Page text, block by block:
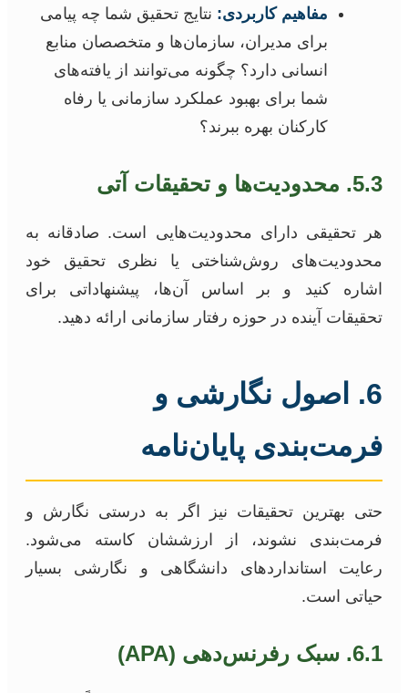
مفاهیم کاربردی: نتایج تحقیق شما چه پیامی
برای مدیران، سازمان‌ها و متخصصان منابع
انسانی دارد؟ چگونه می‌توانند از یافته‌های
شما برای بهبود عملکرد سازمانی یا رفاه
کارکنان بهره ببرند؟
5.3. محدودیت‌ها و تحقیقات آتی
هر تحقیقی دارای محدودیت‌هایی است. صادقانه به
محدودیت‌های روش‌شناختی یا نظری تحقیق خود
اشاره کنید و بر اساس آن‌ها، پیشنهاداتی برای
تحقیقات آینده در حوزه رفتار سازمانی ارائه دهید.
6. اصول نگارشی و
فرمت‌بندی پایان‌نامه
حتی بهترین تحقیقات نیز اگر به درستی نگارش و
فرمت‌بندی نشوند، از ارزششان کاسته می‌شود.
رعایت استانداردهای دانشگاهی و نگارشی بسیار
حیاتی است.
6.1. سبک رفرنس‌دهی (APA)